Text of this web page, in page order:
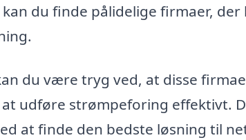
du finde pålidelige firmaer,
du være tryg ved, at disse
udføre strømpeforing effektivt.
at finde den bedste løsning til